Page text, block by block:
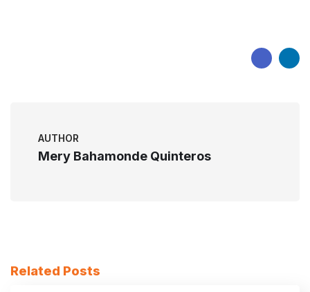
AUTHOR
Mery Bahamonde Quinteros
Related Posts